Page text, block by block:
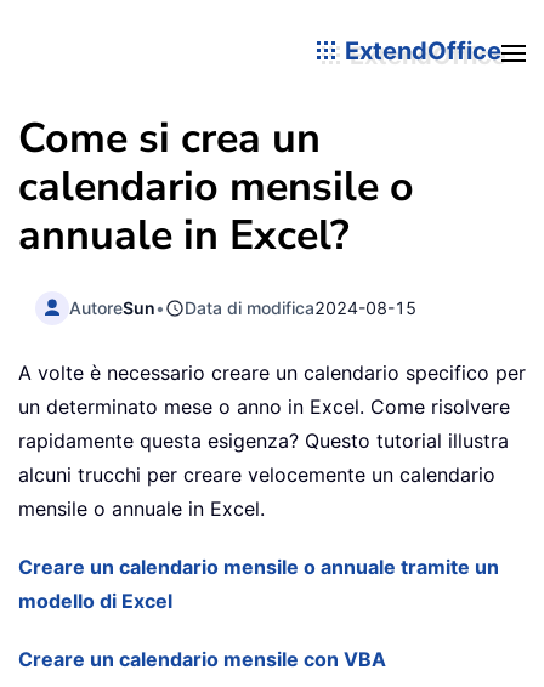
ExtendOffice
Come si crea un
calendario mensile o
annuale in Excel?
AutoreSun• Data di modifica2024-08-15
A volte è necessario creare un calendario specifico per
un determinato mese o anno in Excel. Come risolvere
rapidamente questa esigenza? Questo tutorial illustra
alcuni trucchi per creare velocemente un calendario
mensile o annuale in Excel.
Creare un calendario mensile o annuale tramite un
modello di Excel
Creare un calendario mensile con VBA